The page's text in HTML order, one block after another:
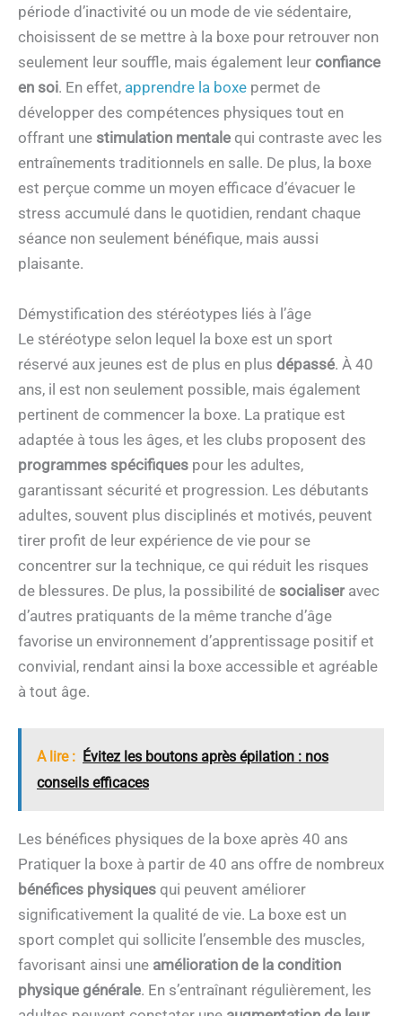
période d’inactivité ou un mode de vie sédentaire,
choisissent de se mettre à la boxe pour retrouver non
seulement leur souffle, mais également leur confiance
en soi. En effet, apprendre la boxe permet de
développer des compétences physiques tout en
offrant une stimulation mentale qui contraste avec les
entraînements traditionnels en salle. De plus, la boxe
est perçue comme un moyen efficace d’évacuer le
stress accumulé dans le quotidien, rendant chaque
séance non seulement bénéfique, mais aussi
plaisante.
Démystification des stéréotypes liés à l’âge
Le stéréotype selon lequel la boxe est un sport
réservé aux jeunes est de plus en plus dépassé. À 40
ans, il est non seulement possible, mais également
pertinent de commencer la boxe. La pratique est
adaptée à tous les âges, et les clubs proposent des
programmes spécifiques pour les adultes,
garantissant sécurité et progression. Les débutants
adultes, souvent plus disciplinés et motivés, peuvent
tirer profit de leur expérience de vie pour se
concentrer sur la technique, ce qui réduit les risques
de blessures. De plus, la possibilité de socialiseravec
d’autres pratiquants de la même tranche d’âge
favorise un environnement d’apprentissage positif et
convivial, rendant ainsi la boxe accessible et agréable
à tout âge.
A lire : Évitez les boutons après épilation : nos
conseils efficaces
Les bénéfices physiques de la boxe après 40 ans
Pratiquer la boxe à partir de 40 ans offre de nombreux
bénéfices physiques qui peuvent améliorer
significativement la qualité de vie. La boxe est un
sport complet qui sollicite l’ensemble des muscles,
favorisant ainsi une amélioration de la condition
physique générale. En s’entraînant régulièrement, les